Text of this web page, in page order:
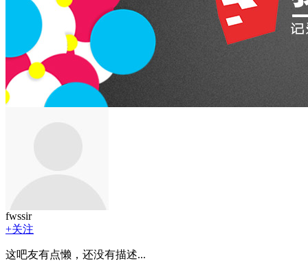
fwssir
+关注
这吧友有点懒，还没有描述...